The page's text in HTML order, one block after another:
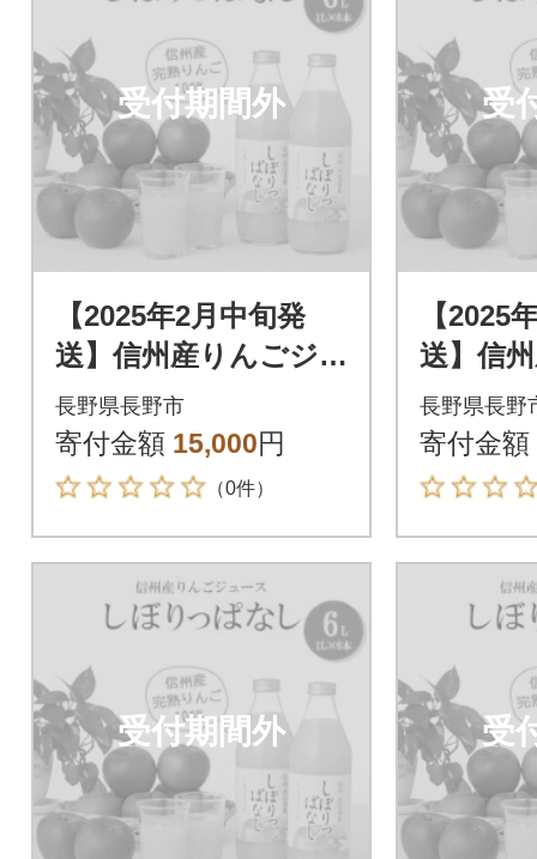
受付期間外
【2025年2月中旬発
送】信州産りんごジ
ュース しぼりっぱ
なし 1,000ml×6本
長野県長野市
寄付金額 15,000円
（0件）
受
【2025
送】信
ュース
なし
長野県長野
寄付金額
受付期間外 受